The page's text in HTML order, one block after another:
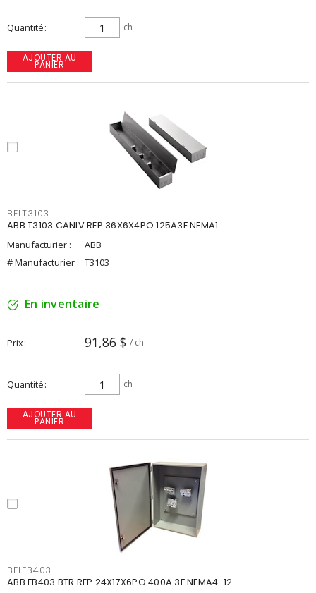
Quantité ch
AJOUTER AU
PANIER
BELT3103
ABB T3103 CANIV REP 36X6X4PO 125A3F NEMA1
Manufacturier :
ABB
# Manufacturier : T3103
En inventaire
Prix 91,86 $ / ch
Quantité ch
AJOUTER AU
PANIER
BELFB403
ABB FB403 BTR REP 24X17X6PO 400A 3F NEMA4-12